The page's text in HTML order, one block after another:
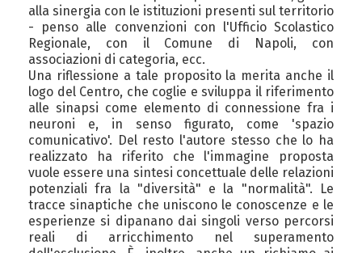
alla sinergia con le istituzioni presenti sul territorio
- penso alle convenzioni con l'Ufficio Scolastico
Regionale, con il Comune di Napoli, con
associazioni di categoria, ecc.
Una riflessione a tale proposito la merita anche il
logo del Centro, che coglie e sviluppa il riferimento
alle sinapsi come elemento di connessione fra i
neuroni e, in senso figurato, come 'spazio
comunicativo'. Del resto l'autore stesso che lo ha
realizzato ha riferito che l'immagine proposta
vuole essere una sintesi concettuale delle relazioni
potenziali fra la "diversità" e la "normalità". Le
tracce sinaptiche che uniscono le conoscenze e le
esperienze si dipanano dai singoli verso percorsi
reali di arricchimento nel superamento